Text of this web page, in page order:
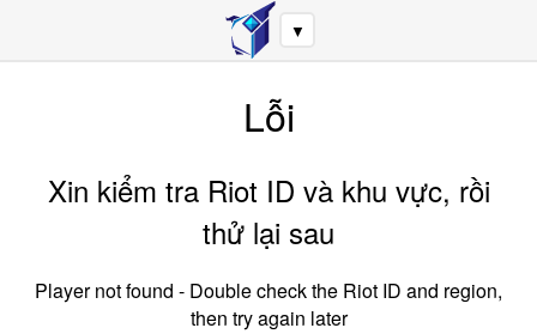
▼
Lỗi
Xin kiểm tra Riot ID và khu vực, rồi
thử lại sau
Player not found - Double check the Riot ID and region,
then try again later